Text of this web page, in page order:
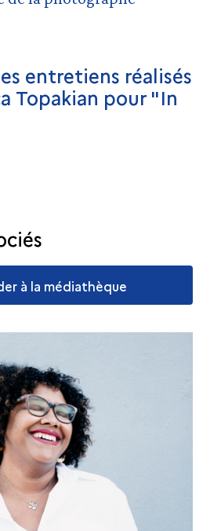
entretiens réalisés
Topakian pour "In
à la médiathèque